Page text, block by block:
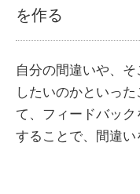
を作る
自分の間違いや、
したいのかといっ
て、フィードバッ
することで、間違い